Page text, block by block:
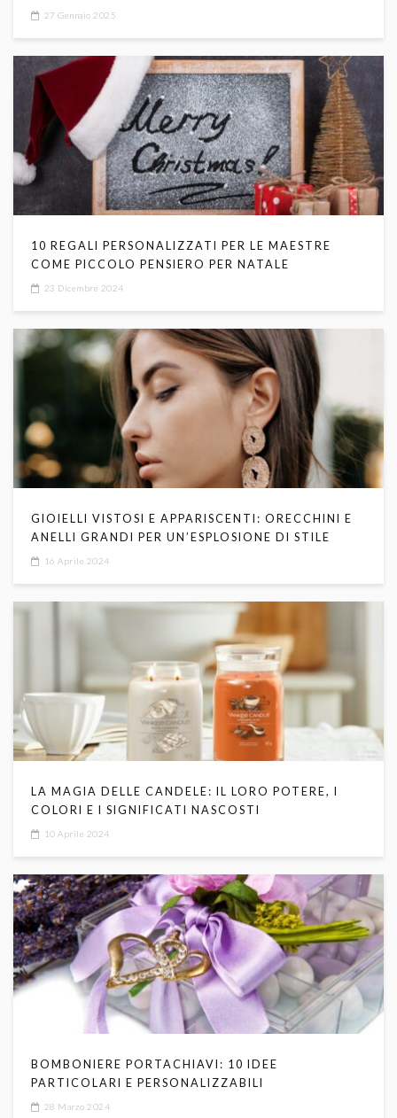
27 Gennaio 2025
10 REGALI PERSONALIZZATI PER LE MAESTRE
COME PICCOLO PENSIERO PER NATALE
23 Dicembre 2024
GIOIELLI VISTOSI E APPARISCENTI: ORECCHINI E
ANELLI GRANDI PER UN’ESPLOSIONE DI STILE
16 Aprile 2024
LA MAGIA DELLE CANDELE: IL LORO POTERE, I
COLORI E I SIGNIFICATI NASCOSTI
10 Aprile 2024
BOMBONIERE PORTACHIAVI: 10 IDEE
PARTICOLARI E PERSONALIZZABILI
28 Marzo 2024